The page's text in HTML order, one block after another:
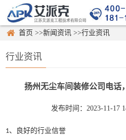
首页 >>新闻资讯 >>行业资讯
行业资讯
扬州无尘车间装修公司电话
发布时间：2023-11-17
1、良好的行业信誉